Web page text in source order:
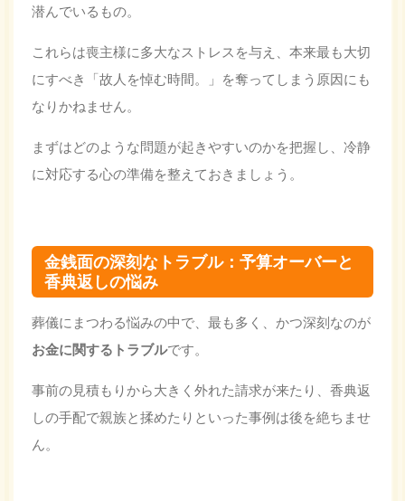
潜んでいるもの。
これらは喪主様に多大なストレスを与え、本来最も大切
にすべき「故人を悼む時間。」を奪ってしまう原因にも
なりかねません。
まずはどのような問題が起きやすいのかを把握し、冷静
に対応する心の準備を整えておきましょう。
金銭面の深刻なトラブル：予算オーバーと
香典返しの悩み
葬儀にまつわる悩みの中で、最も多く、かつ深刻なのが
お金に関するトラブルです。
事前の見積もりから大きく外れた請求が来たり、香典返
しの手配で親族と揉めたりといった事例は後を絶ちませ
ん。